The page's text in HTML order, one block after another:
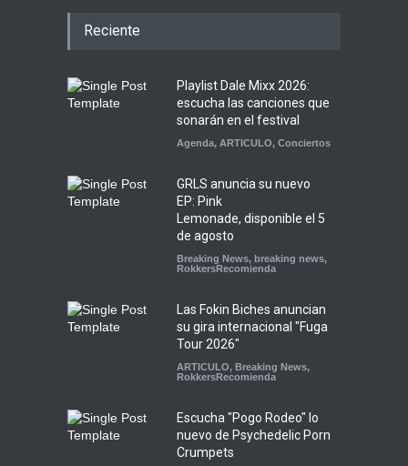
Reciente
Playlist Dale Mixx 2026:
escucha las canciones que
sonarán en el festival
Agenda, ARTICULO, Conciertos
GRLS anuncia su nuevo
EP: Pink
Lemonade, disponible el 5
de agosto
Breaking News, breaking news,
RokkersRecomienda
Las Fokin Biches anuncian
su gira internacional "Fuga
Tour 2026"
ARTICULO, Breaking News,
RokkersRecomienda
Escucha "Pogo Rodeo" lo
nuevo de Psychedelic Porn
Crumpets